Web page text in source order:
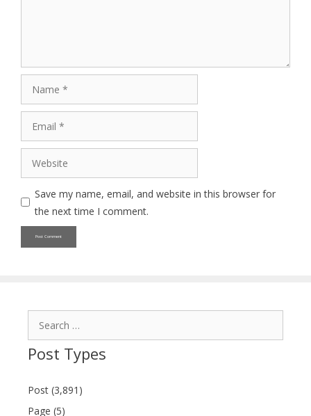
Save my name, email, and website in this browser for
the next time I comment.
Post Types
Post (3,891)
Page (5)